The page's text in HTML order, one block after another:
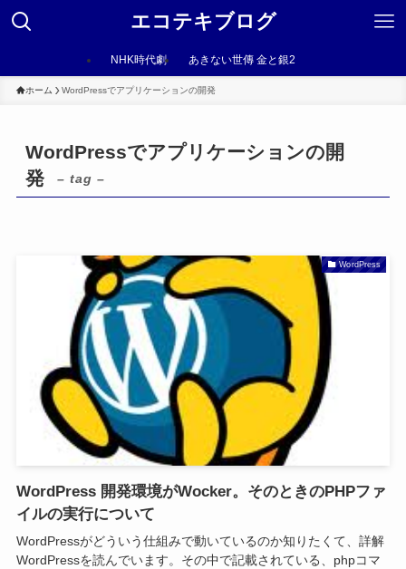
エコテキブログ
NHK時代劇 あきない世傳 金と銀2
ホーム WordPressでアプリケーションの開発
WordPressでアプリケーションの開
発
– tag –
WordPress
WordPress 開発環境がWocker。そのときのPHPファ
イルの実行について
WordPressがどういう仕組みで動いているのか知りたくて、詳解
WordPressを読んでいます。その中で記載されている、phpコマ